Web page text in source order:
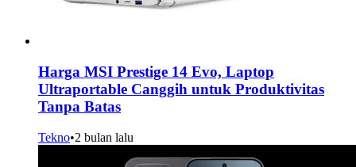
Harga MSI Prestige 14 Evo, Laptop
Ultraportable Canggih untuk Produktivitas
Tanpa Batas
Tekno•2 bulan lalu